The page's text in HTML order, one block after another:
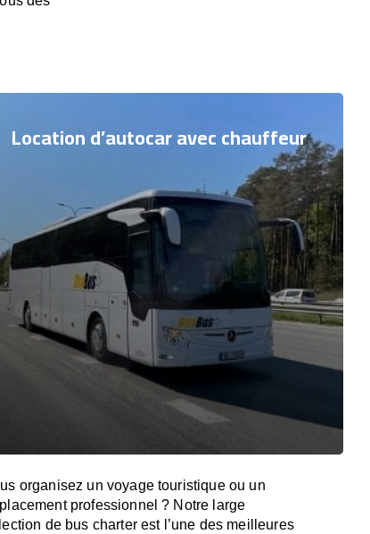
Location d’autocar avec chauffeur
organisez un voyage touristique ou un
professionnel ? Notre large
de bus charter est l’une des meilleures